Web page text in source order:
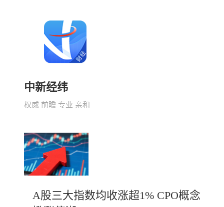
中新经纬
权威 前瞻 专业 亲和
A股三大指数均收涨超1% CPO概念